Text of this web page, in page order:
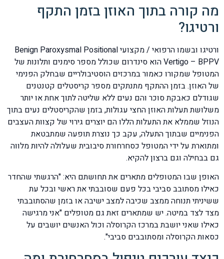
מה קורה בתוך האוזן בזמן התקף
ורטיגו?
ורטיגו ובשמו הרפואי / מקצועי Benign Paroxysmal Positional
Vertigo – BPPV הוא סינדרום שכולל מספר סימנים ותלונות של
המטופל שמקורו כאמור במרכזים הוסטיבולריים שבחלק הפנימי
של האוזן. בזמן ההתקף מתנתקים מספר קריסטלים קטנטנים
שגודלם כאבקת סוכר והם נעים ללא שליטה לתוך אחת או יותר
משלושת תעלות האוזן החצי עגולות, בזמן שהקריסטלים נעים בתוך
הנוזל שממלא את התעלות הללו הם יוצרים גירוי של קצוות העצבים
הפנימיים שבתוך התעלה, עקב כך נוצרת תופעה שמתבטאת
ומתוארת על ידי המטופל כסחרחורת סיבובית שעלולה להיות מלווה
גם בבחילה וגם ברצון להקיא.
האופן שבו המטופלים מתארים את תחושתם היא: "הרגשתי שהחדר
כאילו מסתובב סביבי בכל פעם שסובבתי את ראשי ובכל עת
ששיניתי תנוחה ממצב שכיבה למצב ישיבה או בזמן שהסתובבתי
מצד לצד במיטה. יש שמתארים זאת גם מטופלים "אני מרגישה
כאילו שאני יושבת במרכז הקרוסלה וכול האנשים יושבים על
כסאות הקרוסלה ומסתובבים סביבי".